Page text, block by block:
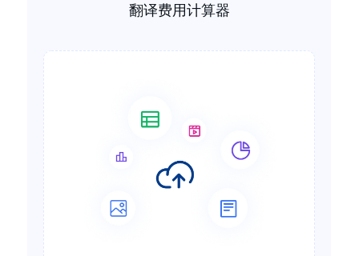
翻译费用计算器